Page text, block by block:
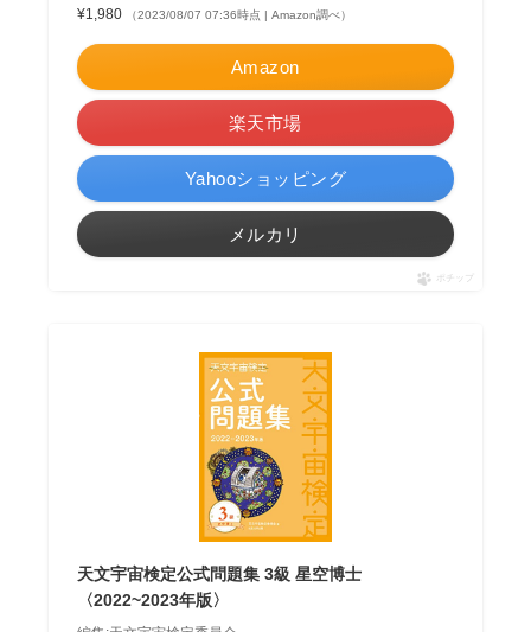
¥1,980
（2023/08/07 07:36時点 | Amazon調べ）
Amazon
楽天市場
Yahooショッピング
メルカリ
ポチップ
天文宇宙検定公式問題集 3級 星空博士
〈2022~2023年版〉